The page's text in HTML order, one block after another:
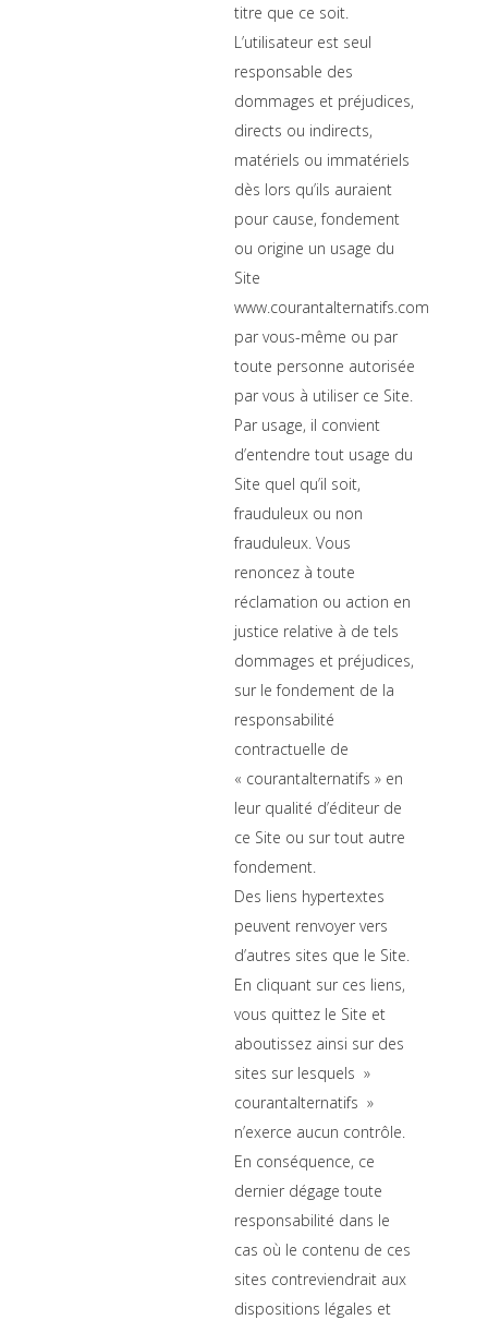
titre que ce soit.
L’utilisateur est seul
responsable des
dommages et préjudices,
directs ou indirects,
matériels ou immatériels
dès lors qu’ils auraient
pour cause, fondement
ou origine un usage du
Site
www.courantalternatifs.com
par vous-même ou par
toute personne autorisée
par vous à utiliser ce Site.
Par usage, il convient
d’entendre tout usage du
Site quel qu’il soit,
frauduleux ou non
frauduleux. Vous
renoncez à toute
réclamation ou action en
justice relative à de tels
dommages et préjudices,
sur le fondement de la
responsabilité
contractuelle de
« courantalternatifs » en
leur qualité d’éditeur de
ce Site ou sur tout autre
fondement.
Des liens hypertextes
peuvent renvoyer vers
d’autres sites que le Site.
En cliquant sur ces liens,
vous quittez le Site et
aboutissez ainsi sur des
sites sur lesquels »
courantalternatifs »
n’exerce aucun contrôle.
En conséquence, ce
dernier dégage toute
responsabilité dans le
cas où le contenu de ces
sites contreviendrait aux
dispositions légales et